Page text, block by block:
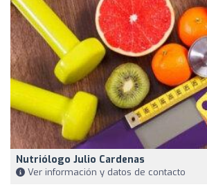
Nutriólogo Julio Cardenas
Ver información y datos de contacto